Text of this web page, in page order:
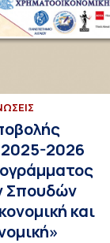
2026
Σπουδών
και